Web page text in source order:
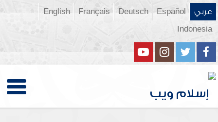
عربي Español
Deutsch
Français
English
Indonesia